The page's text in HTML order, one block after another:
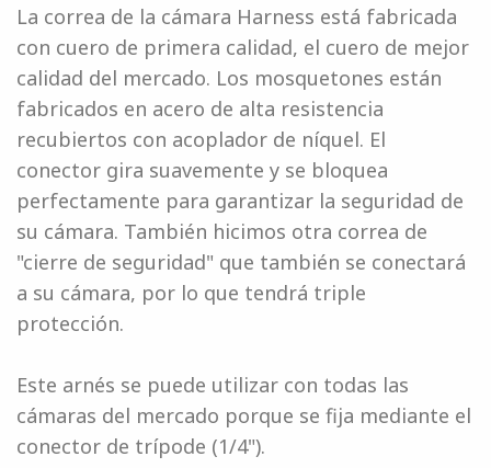
La correa de la cámara Harness está fabricada
con cuero de primera calidad, el cuero de mejor
calidad del mercado. Los mosquetones están
fabricados en acero de alta resistencia
recubiertos con acoplador de níquel. El
conector gira suavemente y se bloquea
perfectamente para garantizar la seguridad de
su cámara. También hicimos otra correa de
"cierre de seguridad" que también se conectará
a su cámara, por lo que tendrá triple
protección.
Este arnés se puede utilizar con todas las
cámaras del mercado porque se fija mediante el
conector de trípode (1/4").